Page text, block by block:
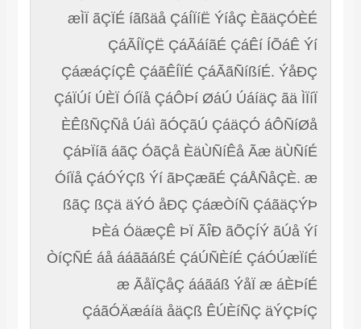
æÌÏ ãÇÏÉ íãßäå ÇáÍÏíË ÝíåÇ ÈãäÇÓÈÉ
ÇáÃÍÏÇË ÇáÃáíãÉ ÇáÊí ÍÕáÊ Ýí
ÇáæáÇíÇÊ ÇáãÊÍÏÉ ÇáÃãÑíßíÉ. ÝåÐÇ
ÇáÏÚí ÚÈÏ ÓíÏå ÇáÔÞí ØáÚ ÚáíäÇ ãä ÌÏíÏ
ÈÊßÑÇÑå Úáì ãÓÇãÚ ÇáäÇÓ áÔÑíØå
ÇáÞÏíã áãÇ ÓãÇå ÈäÙÑíÊå Ãæ äÙÑíÉ
ÓíÏå ÇáÓÝÇß Ýí ãÞÇæãÉ ÇáÅÑåÇÈ. æ
ßãÇ ßÇä äÝÓ åÐÇ ÇáæÒíÑ ÇáãäÇÝÞ
ÞÈá ÓäæÇÊ ÞÏ ÃÎÐ ãÕÇÍÝ ãÚå Ýí
ÒíÇÑÉ áå ááããáßÉ ÇáÚÑÈíÉ ÇáÓÚæÏíÉ
æ ÃåÏÇåÇ ááãáß ÝåÏ æ áÈÞíÉ
ÇáãÓÄæáíä åäÇß ÊÚÈíÑÇ äÝÇÞíÇ